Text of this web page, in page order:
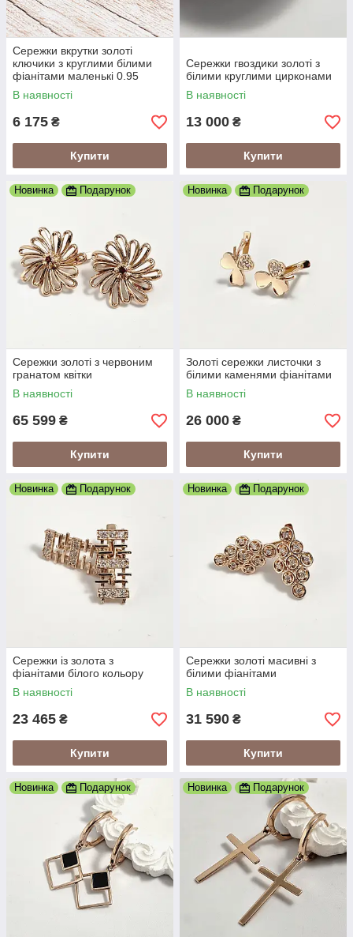
Сережки вкрутки золоті
ключики з круглими білими
фіанітами маленькі 0.95
В наявності
6 175 ₴
Купити
Сережки гвоздики золоті з
білими круглими цирконами
В наявності
13 000 ₴
Купити
Новинка Подарунок
Сережки золоті з червоним
гранатом квітки
В наявності
65 599 ₴
Купити
Новинка Подарунок
Золоті сережки листочки з
білими каменями фіанітами
В наявності
26 000 ₴
Купити
Новинка Подарунок
Сережки із золота з
фіанітами білого кольору
В наявності
23 465 ₴
Купити
Новинка Подарунок
Сережки золоті масивні з
білими фіанітами
В наявності
31 590 ₴
Купити
Новинка Подарунок Новинка Подарунок